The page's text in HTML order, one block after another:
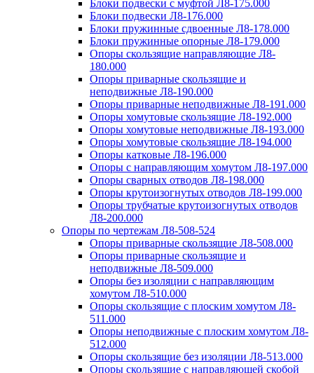
Блоки подвески с муфтой Л8-175.000
Блоки подвески Л8-176.000
Блоки пружинные сдвоенные Л8-178.000
Блоки пружинные опорные Л8-179.000
Опоры скользящие направляющие Л8-
180.000
Опоры приварные скользящие и
неподвижные Л8-190.000
Опоры приварные неподвижные Л8-191.000
Опоры хомутовые скользящие Л8-192.000
Опоры хомутовые неподвижные Л8-193.000
Опоры хомутовые скользящие Л8-194.000
Опоры катковые Л8-196.000
Опоры с направляющим хомутом Л8-197.000
Опоры сварных отводов Л8-198.000
Опоры крутоизогнутых отводов Л8-199.000
Опоры трубчатые крутоизогнутых отводов
Л8-200.000
Опоры по чертежам Л8-508-524
Опоры приварные скользящие Л8-508.000
Опоры приварные скользящие и
неподвижные Л8-509.000
Опоры без изоляции с направляющим
хомутом Л8-510.000
Опоры скользящие с плоским хомутом Л8-
511.000
Опоры неподвижные с плоским хомутом Л8-
512.000
Опоры скользящие без изоляции Л8-513.000
Опоры скользящие с направляющей скобой